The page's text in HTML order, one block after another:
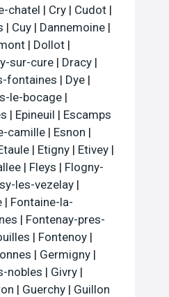
chatel | Cry | Cudot |
| Cuy | Dannemoine |
| Dollot |
sur-cure | Dracy |
fontaines | Dye |
le-bocage |
| Epineuil | Escamps
camille | Esnon |
| Etigny | Etivey |
| Fleys | Flogny-
les-vezelay |
| Fontaine-la-
| Fontenay-pres-
| Fontenoy |
| Germigny |
nobles | Givry |
| Guerchy | Guillon